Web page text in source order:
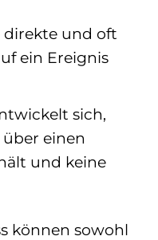
direkte und oft
ein Ereignis
sich,
einen
und keine
können sowohl